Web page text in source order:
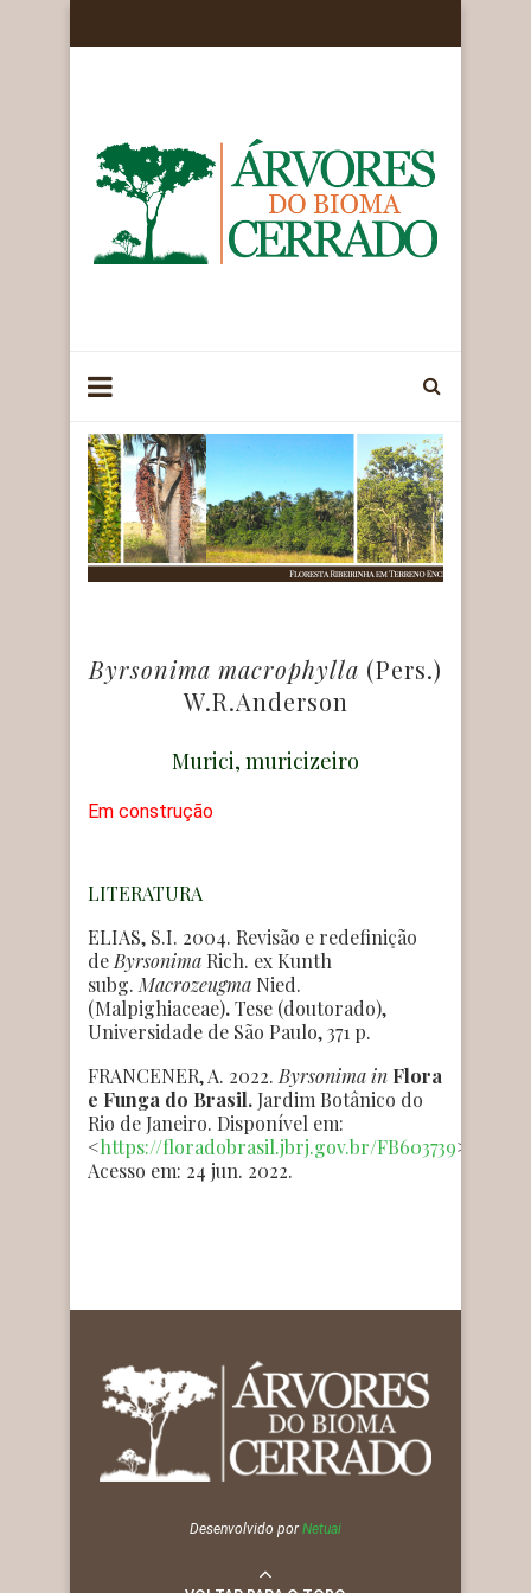
Byrsonima macrophylla (Pers.)
W.R.Anderson
Murici, muricizeiro
Em construção
LITERATURA
ELIAS, S.I. 2004. Revisão e redefinição
de Byrsonima Rich. ex Kunth
subg. Macrozeugma Nied.
(Malpighiaceae).Tese (doutorado),
Universidade de São Paulo,371 p.
FRANCENER, A. 2022. Byrsonimain Flora
e Funga do Brasil. Jardim Botânico do
Rio de Janeiro. Disponível em:
<https://floradobrasil.jbrj.gov.br/FB603739>.
Acesso em: 24 jun. 2022.
Desenvolvido porNetuai